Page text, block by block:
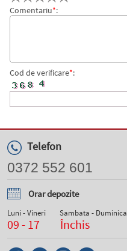
Comentariu*:
Cod de verificare*:
Telefon
0372 552 601
Orar depozite
Luni - Vineri
09 - 17
Sambata - Duminica
Închis